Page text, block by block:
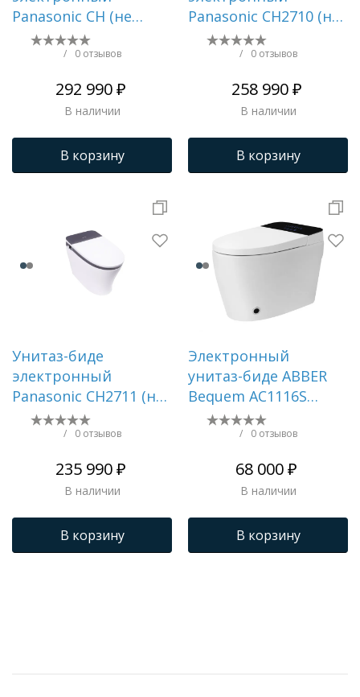
Panasonic CH (не
требует инсталляции
и кнопки смыва)
/ 0 отзывов
292 990 ₽
В наличии
В корзину
Panasonic CH2710 (не
требует инсталляции
и кнопки смыва)
/ 0 отзывов
258 990 ₽
В наличии
В корзину
Унитаз-биде
электронный
Panasonic CH2711 (не
требует инсталляции
и кнопки смыва)
/ 0 отзывов
235 990 ₽
В наличии
В корзину
Электронный
унитаз-биде ABBER
Bequem AC1116S
приставной белый
/ 0 отзывов
68 000 ₽
В наличии
В корзину